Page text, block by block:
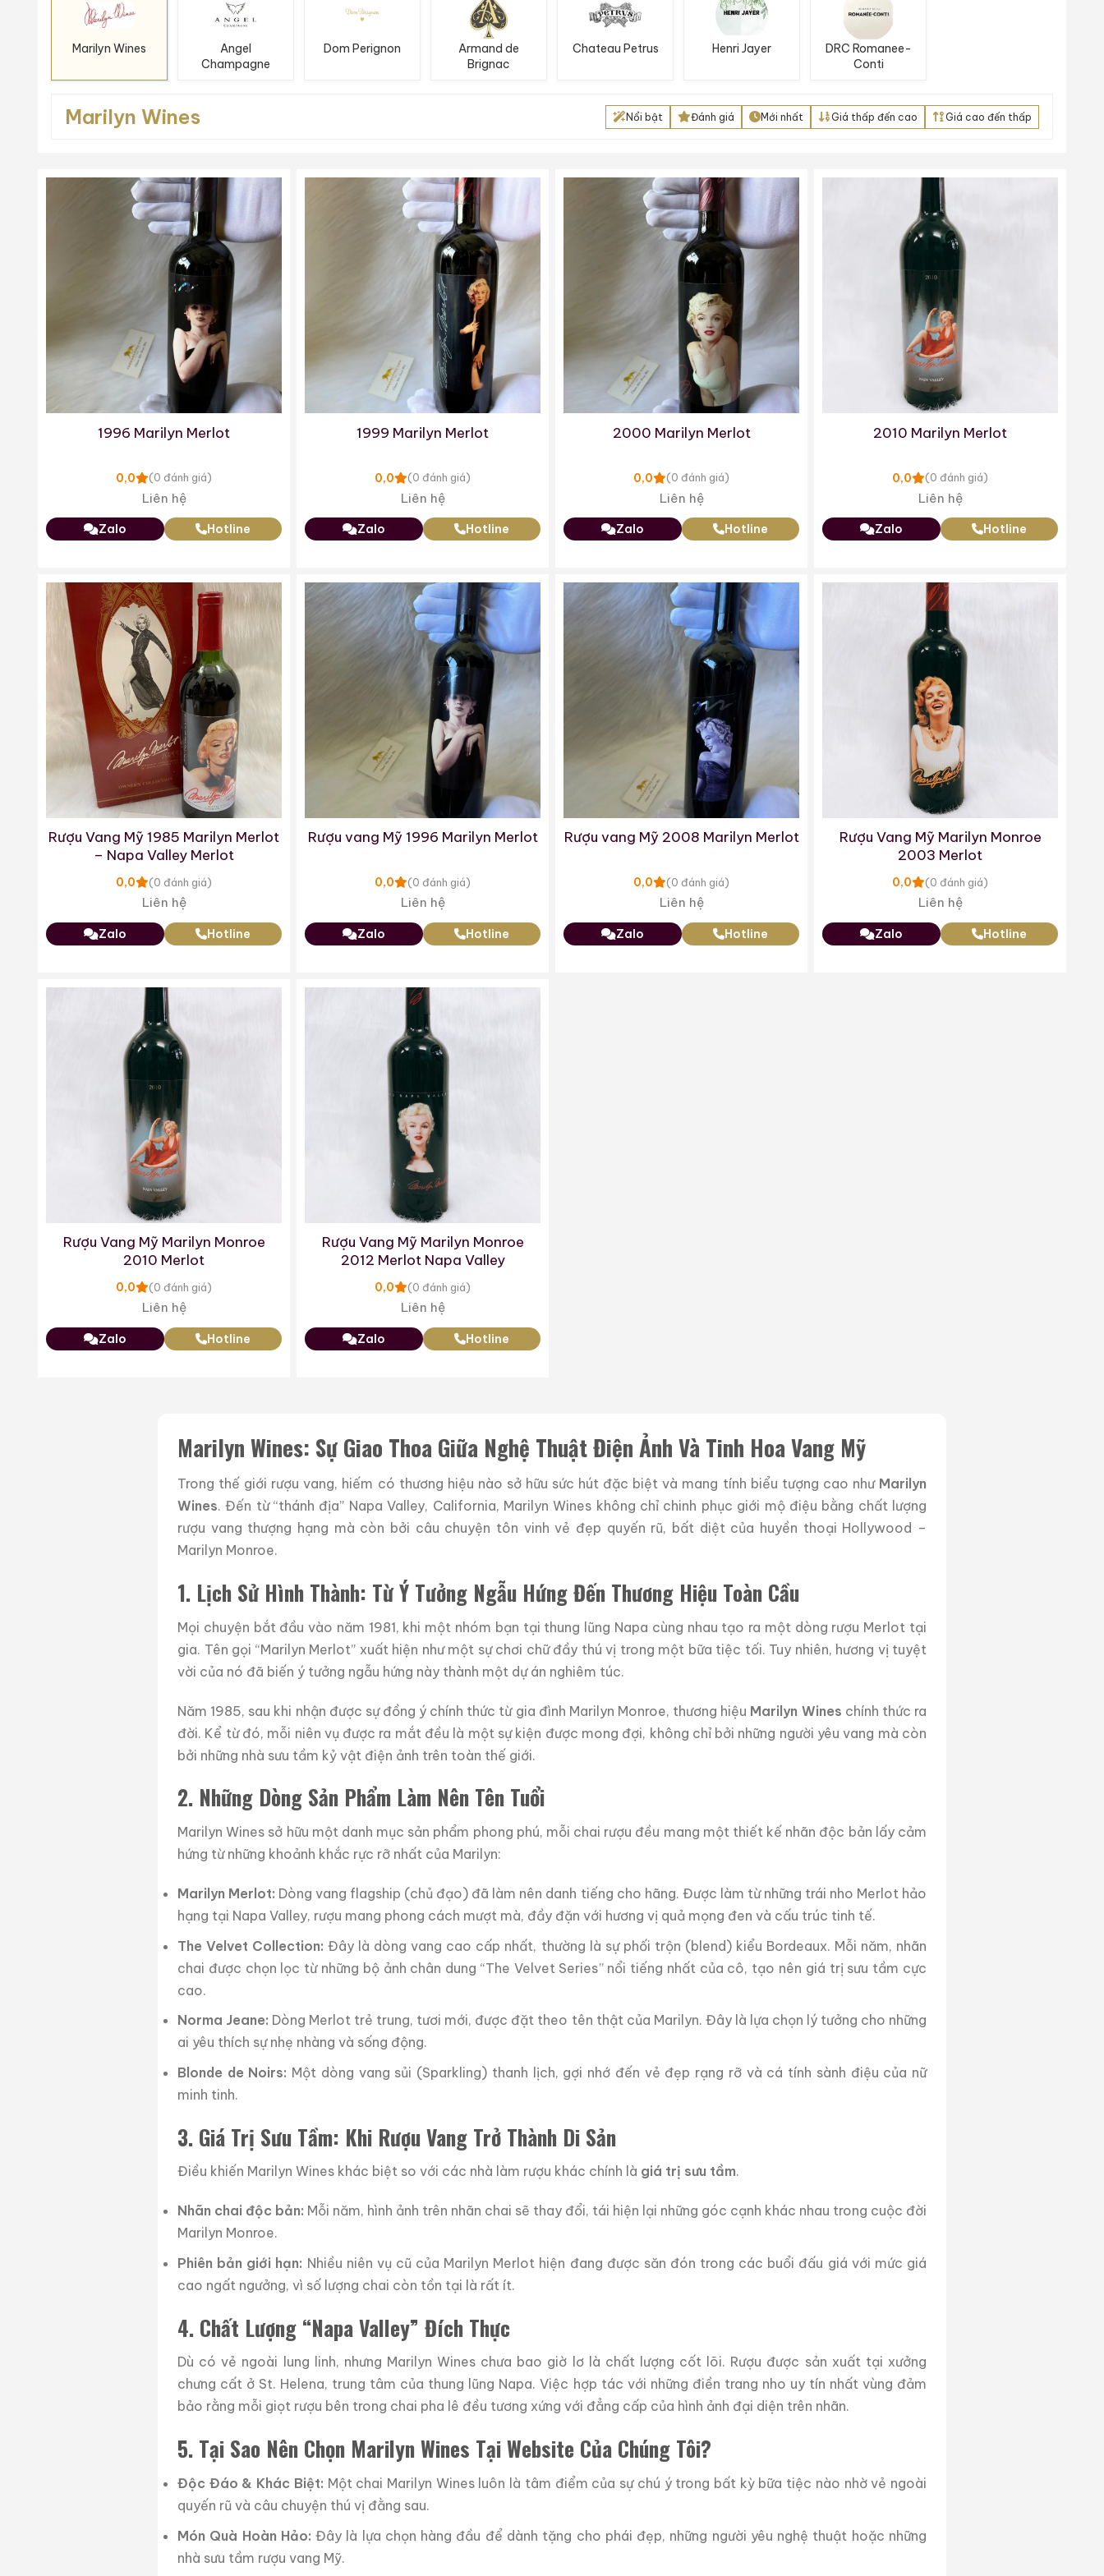
Marilyn Wines
Angel
Champagne
Dom Perignon
Armand de
Brignac
Chateau Petrus Henri Jayer
DRC Romanee-
Conti
Marilyn Wines Nổi bật Đánh giá Mới nhất Giá thấp đến cao Giá cao đến thấp
1996 Marilyn Merlot
0,0 (0 đánh giá)
Liên hệ
Zalo Hotline
1999 Marilyn Merlot
0,0 (0 đánh giá)
Liên hệ
Zalo Hotline
2000 Marilyn Merlot
0,0 (0 đánh giá)
Liên hệ
Zalo Hotline
2010 Marilyn Merlot
0,0 (0 đánh giá)
Liên hệ
Zalo Hotline
Rượu Vang Mỹ 1985 Marilyn Merlot
– Napa Valley Merlot
0,0 (0 đánh giá)
Liên hệ
Zalo Hotline
Rượu vang Mỹ 1996 Marilyn Merlot
0,0 (0 đánh giá)
Liên hệ
Zalo Hotline
Rượu vang Mỹ 2008 Marilyn Merlot
0,0 (0 đánh giá)
Liên hệ
Zalo Hotline
Rượu Vang Mỹ Marilyn Monroe
2003 Merlot
0,0 (0 đánh giá)
Liên hệ
Zalo Hotline
Rượu Vang Mỹ Marilyn Monroe
2010 Merlot
0,0 (0 đánh giá)
Liên hệ
Zalo Hotline
Rượu Vang Mỹ Marilyn Monroe
2012 Merlot Napa Valley
0,0 (0 đánh giá)
Liên hệ
Zalo Hotline
Marilyn Wines: Sự Giao Thoa Giữa Nghệ Thuật Điện Ảnh Và Tinh Hoa Vang Mỹ
Trong thế giới rượu vang, hiếm có thương hiệu nào sở hữu sức hút đặc biệt và mang tính biểu tượng cao như Marilyn
Wines. Đến từ “thánh địa” Napa Valley, California, Marilyn Wines không chỉ chinh phục giới mộ điệu bằng chất lượng
rượu vang thượng hạng mà còn bởi câu chuyện tôn vinh vẻ đẹp quyến rũ, bất diệt của huyền thoại Hollywood –
Marilyn Monroe.
1. Lịch Sử Hình Thành: Từ Ý Tưởng Ngẫu Hứng Đến Thương Hiệu Toàn Cầu
Mọi chuyện bắt đầu vào năm 1981, khi một nhóm bạn tại thung lũng Napa cùng nhau tạo ra một dòng rượu Merlot tại
gia. Tên gọi “Marilyn Merlot” xuất hiện như một sự chơi chữ đầy thú vị trong một bữa tiệc tối. Tuy nhiên, hương vị tuyệt
vời của nó đã biến ý tưởng ngẫu hứng này thành một dự án nghiêm túc.
Năm 1985, sau khi nhận được sự đồng ý chính thức từ gia đình Marilyn Monroe, thương hiệu Marilyn Wines chính thức ra
đời. Kể từ đó, mỗi niên vụ được ra mắt đều là một sự kiện được mong đợi, không chỉ bởi những người yêu vang mà còn
bởi những nhà sưu tầm kỷ vật điện ảnh trên toàn thế giới.
2. Những Dòng Sản Phẩm Làm Nên Tên Tuổi
Marilyn Wines sở hữu một danh mục sản phẩm phong phú, mỗi chai rượu đều mang một thiết kế nhãn độc bản lấy cảm
hứng từ những khoảnh khắc rực rỡ nhất của Marilyn:
Marilyn Merlot: Dòng vang flagship (chủ đạo) đã làm nên danh tiếng cho hãng. Được làm từ những trái nho Merlot hảo
hạng tại Napa Valley, rượu mang phong cách mượt mà, đầy đặn với hương vị quả mọng đen và cấu trúc tinh tế.
The Velvet Collection: Đây là dòng vang cao cấp nhất, thường là sự phối trộn (blend) kiểu Bordeaux. Mỗi năm, nhãn
chai được chọn lọc từ những bộ ảnh chân dung “The Velvet Series” nổi tiếng nhất của cô, tạo nên giá trị sưu tầm cực
cao.
Norma Jeane: Dòng Merlot trẻ trung, tươi mới, được đặt theo tên thật của Marilyn. Đây là lựa chọn lý tưởng cho những
ai yêu thích sự nhẹ nhàng và sống động.
Blonde de Noirs: Một dòng vang sủi (Sparkling) thanh lịch, gợi nhớ đến vẻ đẹp rạng rỡ và cá tính sành điệu của nữ
minh tinh.
3. Giá Trị Sưu Tầm: Khi Rượu Vang Trở Thành Di Sản
Điều khiến Marilyn Wines khác biệt so với các nhà làm rượu khác chính là giá trị sưu tầm.
Nhãn chai độc bản: Mỗi năm, hình ảnh trên nhãn chai sẽ thay đổi, tái hiện lại những góc cạnh khác nhau trong cuộc đời
Marilyn Monroe.
Phiên bản giới hạn: Nhiều niên vụ cũ của Marilyn Merlot hiện đang được săn đón trong các buổi đấu giá với mức giá
cao ngất ngưởng, vì số lượng chai còn tồn tại là rất ít.
4. Chất Lượng “Napa Valley” Đích Thực
Dù có vẻ ngoài lung linh, nhưng Marilyn Wines chưa bao giờ lơ là chất lượng cốt lõi. Rượu được sản xuất tại xưởng
chưng cất ở St. Helena, trung tâm của thung lũng Napa. Việc hợp tác với những điền trang nho uy tín nhất vùng đảm
bảo rằng mỗi giọt rượu bên trong chai pha lê đều tương xứng với đẳng cấp của hình ảnh đại diện trên nhãn.
5. Tại Sao Nên Chọn Marilyn Wines Tại Website Của Chúng Tôi?
Độc Đáo & Khác Biệt: Một chai Marilyn Wines luôn là tâm điểm của sự chú ý trong bất kỳ bữa tiệc nào nhờ vẻ ngoài
quyến rũ và câu chuyện thú vị đằng sau.
Món Quà Hoàn Hảo: Đây là lựa chọn hàng đầu để dành tặng cho phái đẹp, những người yêu nghệ thuật hoặc những
nhà sưu tầm rượu vang Mỹ.